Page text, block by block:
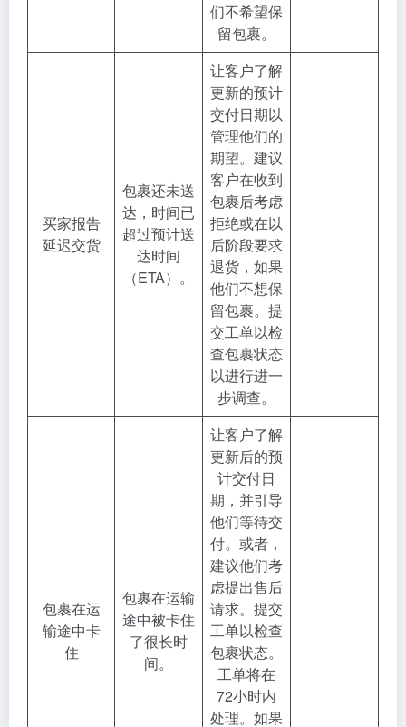
们不希望保
留包裹。
买家报告
延迟交货
包裹还未送
达，时间已
超过预计送
达时间
（ETA）。
让客户了解
更新的预计
交付日期以
管理他们的
期望。建议
客户在收到
包裹后考虑
拒绝或在以
后阶段要求
退货，如果
他们不想保
留包裹。提
交工单以检
查包裹状态
以进行进一
步调查。
包裹在运
输途中卡
住
包裹在运输
途中被卡住
了很长时
间。
让客户了解
更新后的预
计交付日
期，并引导
他们等待交
付。或者，
建议他们考
虑提出售后
请求。提交
工单以检查
包裹状态。
工单将在
72小时内
处理。如果